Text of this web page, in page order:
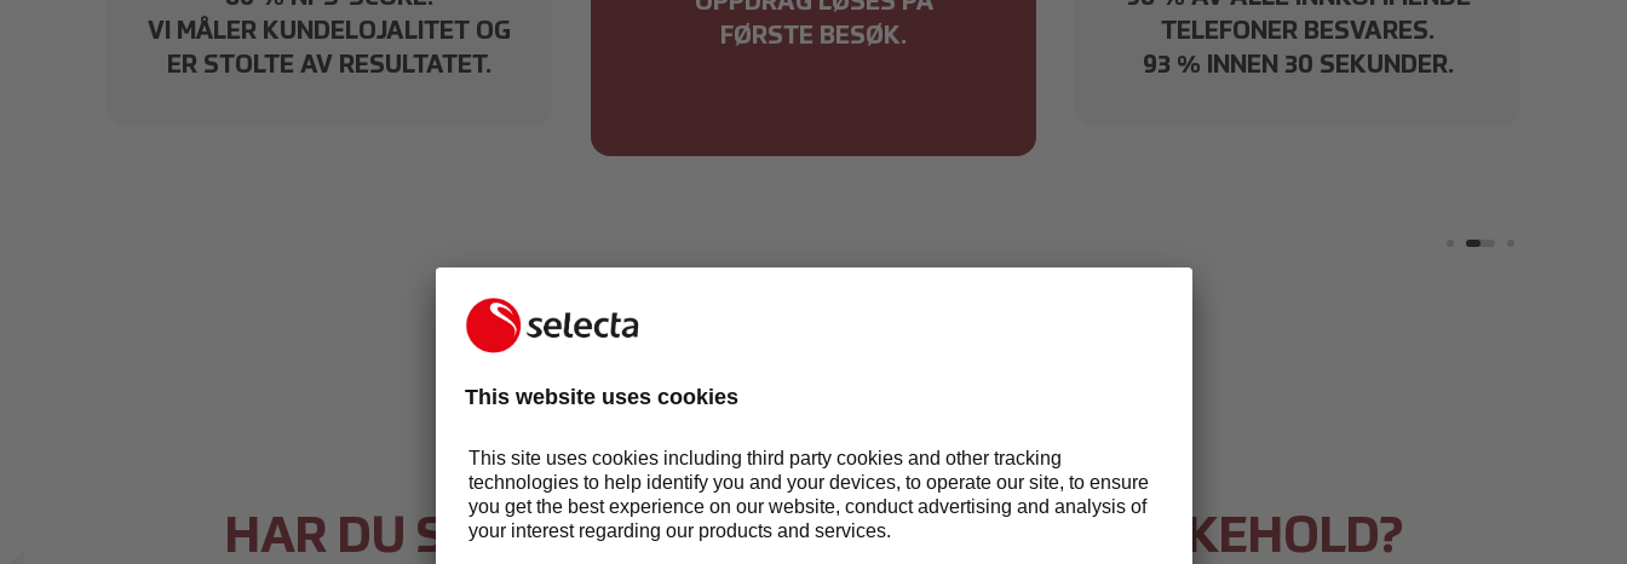
VI MÅLER KUNDELOJALITET OG
ER STOLTE AV RESULTATET.
FØRSTE BESØK.
TELEFONER BESVARES.
93 % INNEN 30 SEKUNDER.
HAR DU SPØRSMÅL OM SERVICE OG VEDLIKEHOLD?